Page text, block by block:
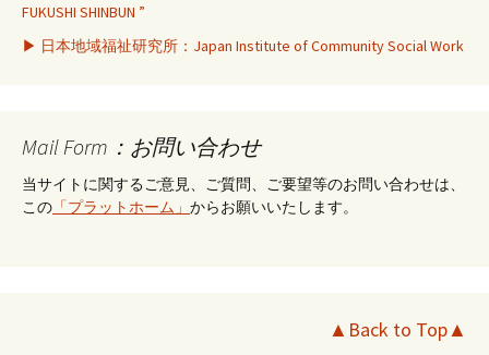
FUKUSHI SHINBUN ”
▶ 日本地域福祉研究所：Japan Institute of Community Social Work
Mail Form：お問い合わせ
当サイトに関するご意見、ご質問、ご要望等のお問い合わせは、
この 「プラットホーム」 からお願いいたします。
▲Back to Top▲